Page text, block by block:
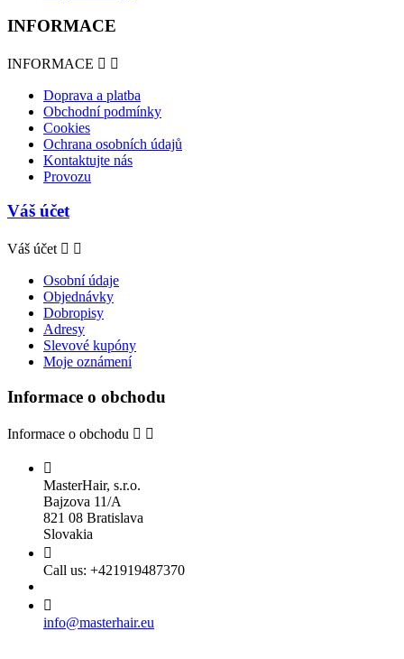
INFORMACE
INFORMACE  
Doprava a platba
Obchodní podmínky
Cookies
Ochrana osobních údajů
Kontaktujte nás
Provozu
Váš účet
Váš účet  
Osobní údaje
Objednávky
Dobropisy
Adresy
Slevové kupóny
Moje oznámení
Informace o obchodu
Informace o obchodu  

MasterHair, s.r.o.
Bajzova 11/A
821 08 Bratislava
Slovakia

Call us: +421919487370

info@masterhair.eu